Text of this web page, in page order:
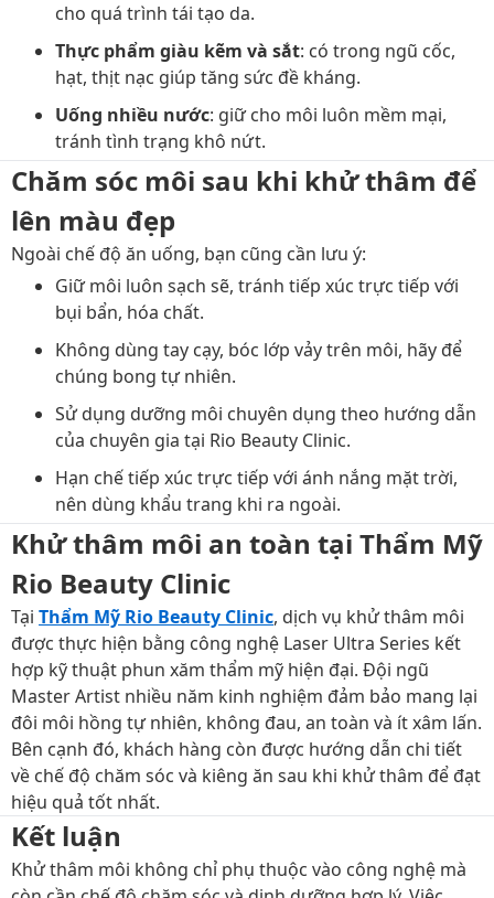
cho quá trình tái tạo da.
Thực phẩm giàu kẽm và sắt: có trong ngũ cốc,
hạt, thịt nạc giúp tăng sức đề kháng.
Uống nhiều nước: giữ cho môi luôn mềm mại,
tránh tình trạng khô nứt.
Chăm sóc môi sau khi khử thâm để
lên màu đẹp
Ngoài chế độ ăn uống, bạn cũng cần lưu ý:
Giữ môi luôn sạch sẽ, tránh tiếp xúc trực tiếp với
bụi bẩn, hóa chất.
Không dùng tay cạy, bóc lớp vảy trên môi, hãy để
chúng bong tự nhiên.
Sử dụng dưỡng môi chuyên dụng theo hướng dẫn
của chuyên gia tại Rio Beauty Clinic.
Hạn chế tiếp xúc trực tiếp với ánh nắng mặt trời,
nên dùng khẩu trang khi ra ngoài.
Khử thâm môi an toàn tại Thẩm Mỹ
Rio Beauty Clinic
Tại Thẩm Mỹ Rio Beauty Clinic, dịch vụ khử thâm môi
được thực hiện bằng công nghệ Laser Ultra Series kết
hợp kỹ thuật phun xăm thẩm mỹ hiện đại. Đội ngũ
Master Artist nhiều năm kinh nghiệm đảm bảo mang lại
đôi môi hồng tự nhiên, không đau, an toàn và ít xâm lấn.
Bên cạnh đó, khách hàng còn được hướng dẫn chi tiết
về chế độ chăm sóc và kiêng ăn sau khi khử thâm để đạt
hiệu quả tốt nhất.
Kết luận
Khử thâm môi không chỉ phụ thuộc vào công nghệ mà